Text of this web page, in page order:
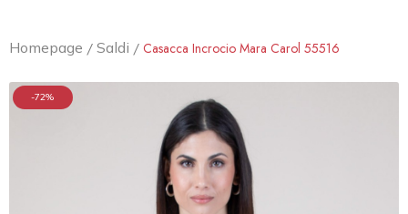
Homepage Saldi Casacca Incrocio Mara Carol 55516
-72%